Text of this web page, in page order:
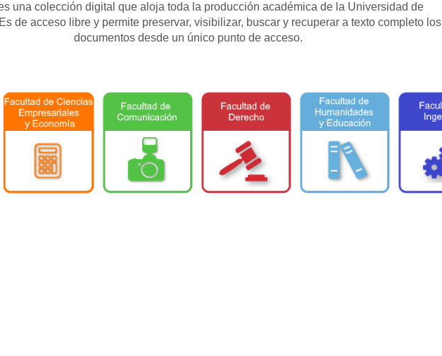
una colección digital que aloja toda la producción académica de la Universidad de
de acceso libre y permite preservar, visibilizar, buscar y recuperar a texto completo los
documentos desde un único punto de acceso.